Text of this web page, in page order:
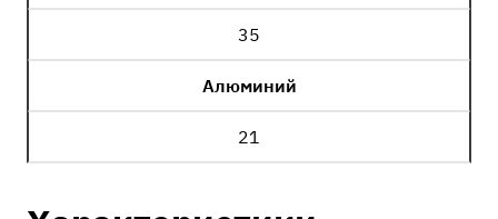
35
Алюминий
21